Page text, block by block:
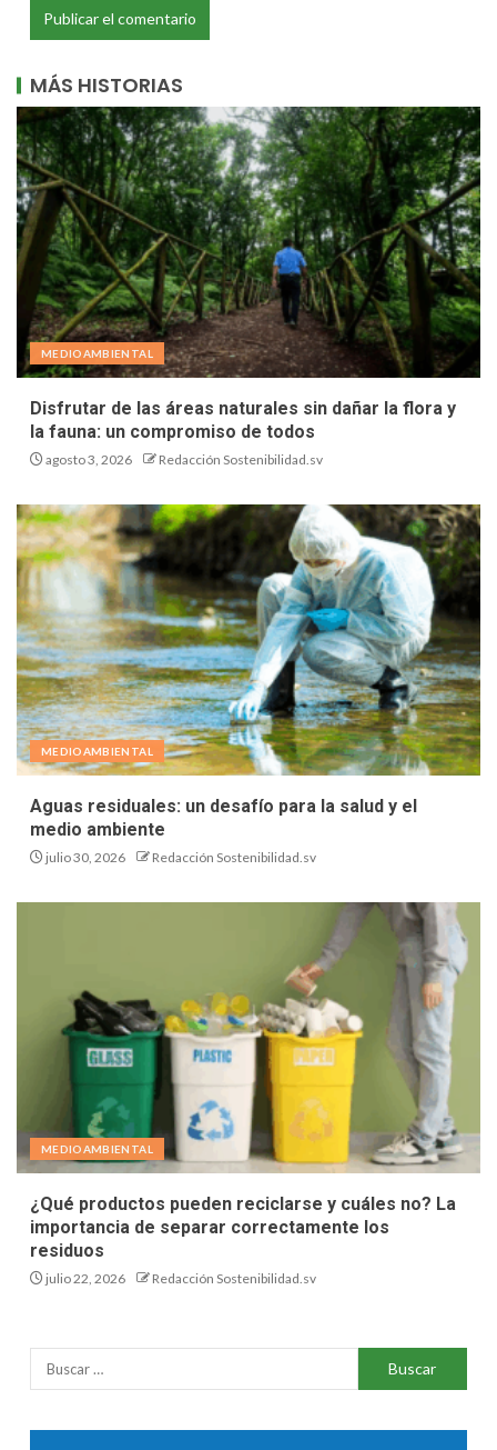
MÁS HISTORIAS
MEDIOAMBIENTAL
Disfrutar de las áreas naturales sin dañar la flora y
la fauna: un compromiso de todos
agosto 3, 2026 Redacción Sostenibilidad.sv
MEDIOAMBIENTAL
Aguas residuales: un desafío para la salud y el
medio ambiente
julio 30, 2026 Redacción Sostenibilidad.sv
MEDIOAMBIENTAL
¿Qué productos pueden reciclarse y cuáles no? La
importancia de separar correctamente los
residuos
julio 22, 2026 Redacción Sostenibilidad.sv